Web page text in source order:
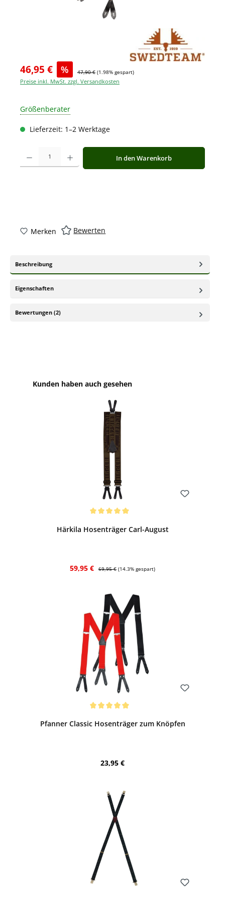
46,95 € % 47,90 € (1.98% gespart)
Preise inkl. MwSt. zzgl. Versandkosten
Größenberater
Lieferzeit: 1–2 Werktage
Produkt Anzahl: Gib den gewünschten Wert ein oder benutze die
In den Warenkorb
Merken Bewerten
Beschreibung
Eigenschaften
Bewertungen (2)
Produktgalerie überspringen
Kunden haben auch gesehen
Härkila Hosenträger Carl-August
Verkaufspreis:
59,95 € Regulärer Preis:
69,95 € (14.3% gespart)
Pfanner Classic Hosenträger zum Knöpfen
Regulärer Preis:
23,95 €